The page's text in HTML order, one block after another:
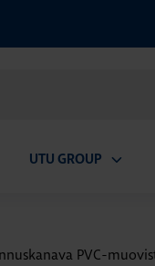
UTU GROUP
PVC-